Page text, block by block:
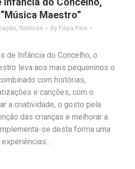
Maestro”
, Notícias By Filipa Pais
de Infância do Concelho, o
leva aos mais pequeninos o
com histórias,
e canções, com o
a criatividade, o gosto pela
das crianças e melhorar a
se desta forma uma